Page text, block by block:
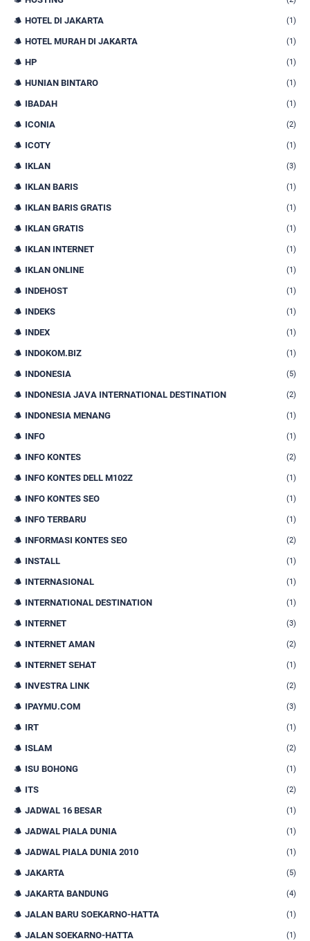
HOTEL DI JAKARTA (1)
HOTEL MURAH DI JAKARTA (1)
HP (1)
HUNIAN BINTARO (1)
IBADAH (1)
ICONIA (2)
ICOTY (1)
IKLAN (3)
IKLAN BARIS (1)
IKLAN BARIS GRATIS (1)
IKLAN GRATIS (1)
IKLAN INTERNET (1)
IKLAN ONLINE (1)
INDEHOST (1)
INDEKS (1)
INDEX (1)
INDOKOM.BIZ (1)
INDONESIA (5)
INDONESIA JAVA INTERNATIONAL DESTINATION (2)
INDONESIA MENANG (1)
INFO (1)
INFO KONTES (2)
INFO KONTES DELL M102Z (1)
INFO KONTES SEO (1)
INFO TERBARU (1)
INFORMASI KONTES SEO (2)
INSTALL (1)
INTERNASIONAL (1)
INTERNATIONAL DESTINATION (1)
INTERNET (3)
INTERNET AMAN (2)
INTERNET SEHAT (1)
INVESTRA LINK (2)
IPAYMU.COM (3)
IRT (1)
ISLAM (2)
ISU BOHONG (1)
ITS (2)
JADWAL 16 BESAR (1)
JADWAL PIALA DUNIA (1)
JADWAL PIALA DUNIA 2010 (1)
JAKARTA (5)
JAKARTA BANDUNG (4)
JALAN BARU SOEKARNO-HATTA (1)
JALAN SOEKARNO-HATTA (1)